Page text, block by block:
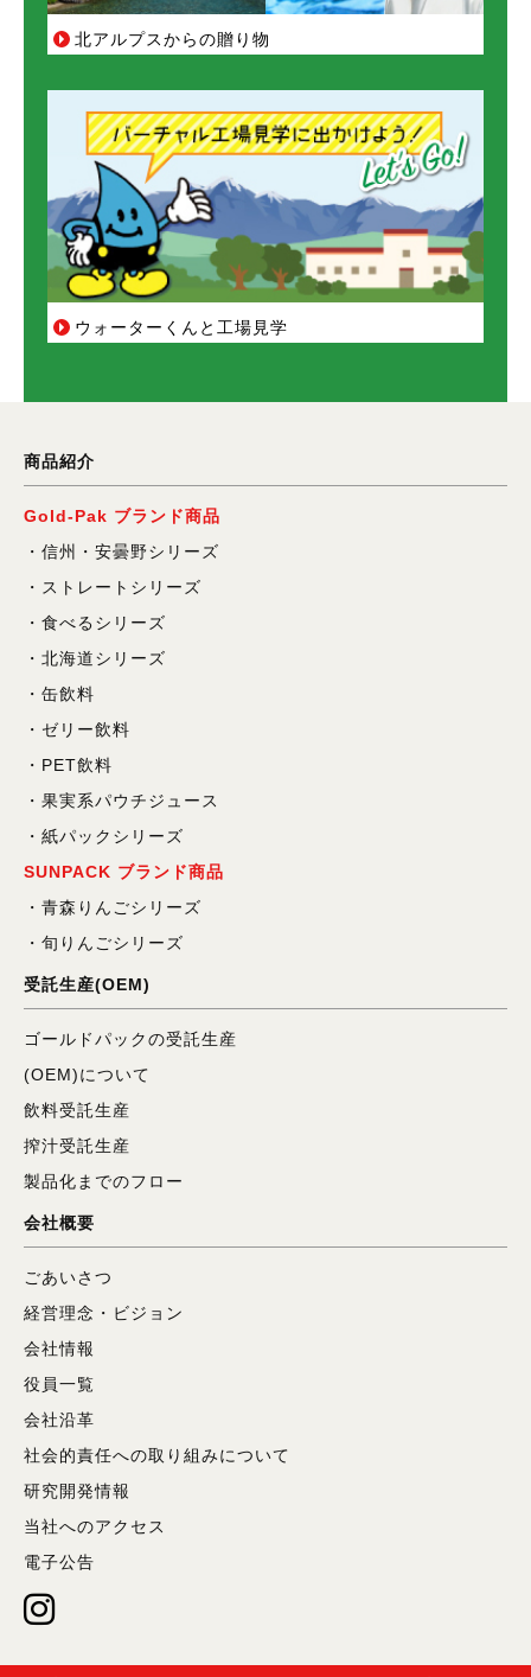
北アルプスからの贈り物
ウォーターくんと工場見学
商品紹介
Gold-Pak ブランド商品
信州・安曇野シリーズ
ストレートシリーズ
食べるシリーズ
北海道シリーズ
缶飲料
ゼリー飲料
PET飲料
果実系パウチジュース
紙パックシリーズ
SUNPACK ブランド商品
青森りんごシリーズ
旬りんごシリーズ
受託生産(OEM)
ゴールドパックの受託生産
(OEM)について
飲料受託生産
搾汁受託生産
製品化までのフロー
会社概要
ごあいさつ
経営理念・ビジョン
会社情報
役員一覧
会社沿革
社会的責任への取り組みについて
研究開発情報
当社へのアクセス
電子公告